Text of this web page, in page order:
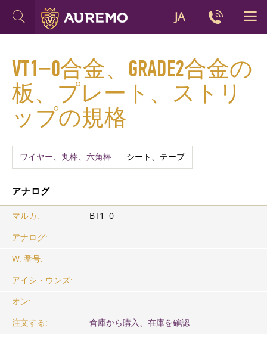
VT1−0合金、GRADE2合金の
板、プレート、ストリ
ップの規格
ワイヤー、丸棒、六角棒 シート、テープ
アナログ
マルカ:
ВТ1−0
アナログ:
W. 番号:
アイシ・ウンズ:
オン:
注文する:
倉庫から購入、在庫を確認
JA